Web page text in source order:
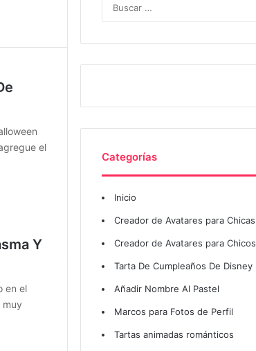
el
Y
en el
muy
Categorías
Inicio
Creador de Avatares para Chicas
Creador de Avatares para Chicos
Tarta De Cumpleaños De Disney
Añadir Nombre Al Pastel
Marcos para Fotos de Perfil
Tartas animadas románticos